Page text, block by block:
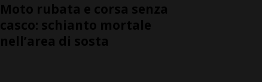
Moto rubata e corsa senza
casco: schianto mortale
nell’area di sosta